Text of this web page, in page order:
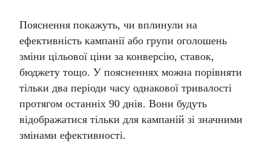
Пояснення покажуть, чи вплинули на
ефективність кампанії або групи оголошень
зміни цільової ціни за конверсію, ставок,
бюджету тощо. У поясненнях можна порівняти
тільки два періоди часу однакової тривалості
протягом останніх 90 днів. Вони будуть
відображатися тільки для кампаній зі значними
змінами ефективності.